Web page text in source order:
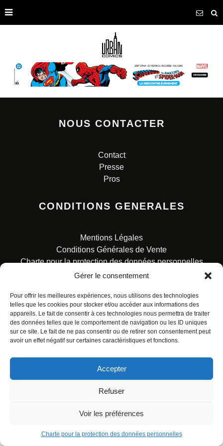
Gérer le consentement
Pour offrir les meilleures expériences, nous utilisons des technologies
telles que les cookies pour stocker et/ou accéder aux informations des
appareils. Le fait de consentir à ces technologies nous permettra de traiter
des données telles que le comportement de navigation ou les ID uniques
sur ce site. Le fait de ne pas consentir ou de retirer son consentement peut
avoir un effet négatif sur certaines caractéristiques et fonctions.
Accepter
Refuser
Voir les préférences
Charte pour la protection des données personnelles
NOUS CONTACTER
Contact
Presse
Pros
CONDITIONS GENERALES
Mentions Légales
Conditions Générales de Vente
Charte pour la protection des données personnelles
© ALL RIGHTS RESERVED. URBAN COMICS POUR LES
ÉDITIONS FRANÇAISES.